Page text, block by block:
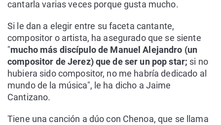
cantarla varias veces porque gusta mucho.
Si le dan a elegir entre su faceta cantante,
compositor o artista, ha asegurado que se siente
"mucho más discípulo de Manuel Alejandro (un
compositor de Jerez) que de ser un pop star; si no
hubiera sido compositor, no me habría dedicado al
mundo de la música", le ha dicho a Jaime
Cantizano.
Tiene una canción a dúo con Chenoa, que se llama